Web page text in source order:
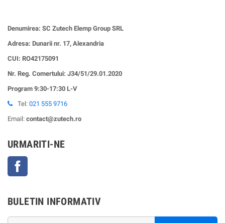
Denumirea: SC Zutech Elemp Group SRL
Adresa: Dunarii nr. 17, Alexandria
CUI: RO42175091
Nr. Reg. Comertului: J34/51/29.01.2020
Program 9:30-17:30 L-V
Tel: 021 555 9716
Email: contact@zutech.ro
URMARITI-NE
BULETIN INFORMATIV